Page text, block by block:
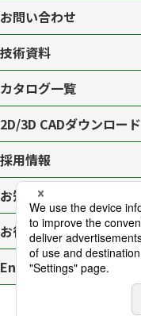
お問い合わせ
技術資料
カタログ一覧
2D/3D CADダウンロード
採用情報
お知らせ一覧
お役立ちブログ
English page